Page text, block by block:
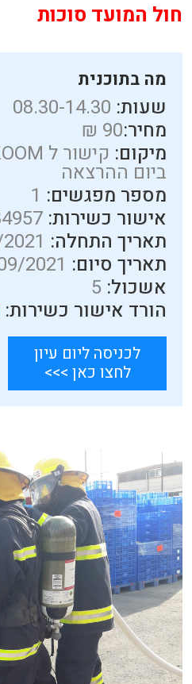
חול המועד סוכות
מה בתוכנית
שעות:
מחיר:90 ₪
מיקום:
ביום ההרצאה
מספר מפגשים:
אישור כשירות:
תאריך התחלה:
תאריך סיום:
אשכול:
הורד אישור כשירות:
לכניסה ליום עיון
לחצו כאן >>>